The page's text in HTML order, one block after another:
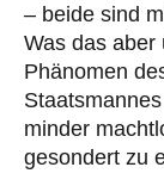
– beide sind
Was das aber
Phänomen
minder
gesondert zu